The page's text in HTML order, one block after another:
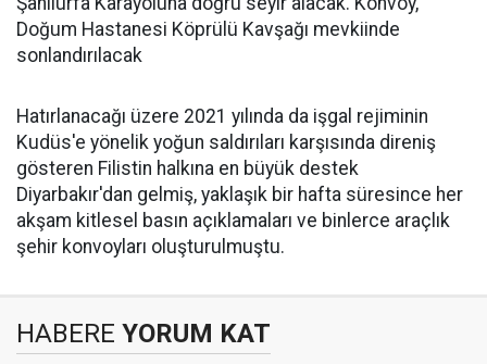
Doğum Hastanesi Köprülü Kavşağı mevkiinde
sonlandırılacak
Hatırlanacağı üzere 2021 yılında da işgal rejiminin
Kudüs'e yönelik yoğun saldırıları karşısında direniş
gösteren Filistin halkına en büyük destek
Diyarbakır'dan gelmiş, yaklaşık bir hafta süresince her
akşam kitlesel basın açıklamaları ve binlerce araçlık
şehir konvoyları oluşturulmuştu.
HABERE YORUM KAT